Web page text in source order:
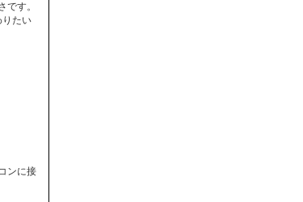
です。
りたい
ンに接